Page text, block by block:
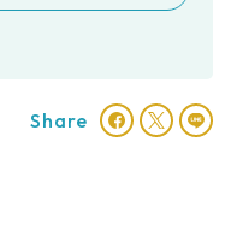
Share